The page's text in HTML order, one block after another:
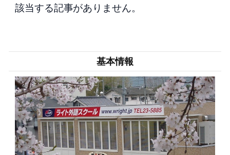
該当する記事がありません。
基本情報